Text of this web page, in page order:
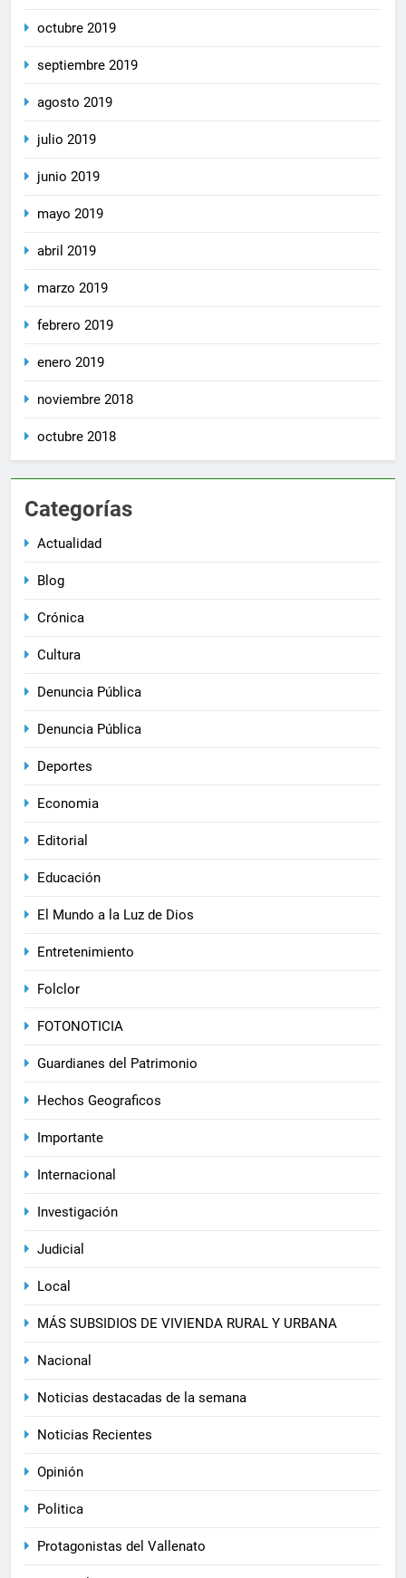
octubre 2019
septiembre 2019
agosto 2019
julio 2019
junio 2019
mayo 2019
abril 2019
marzo 2019
febrero 2019
enero 2019
noviembre 2018
octubre 2018
Categorías
Actualidad
Blog
Crónica
Cultura
Denuncia Pública
Denuncia Pública
Deportes
Economia
Editorial
Educación
El Mundo a la Luz de Dios
Entretenimiento
Folclor
FOTONOTICIA
Guardianes del Patrimonio
Hechos Geograficos
Importante
Internacional
Investigación
Judicial
Local
MÁS SUBSIDIOS DE VIVIENDA RURAL Y URBANA
Nacional
Noticias destacadas de la semana
Noticias Recientes
Opinión
Politica
Protagonistas del Vallenato